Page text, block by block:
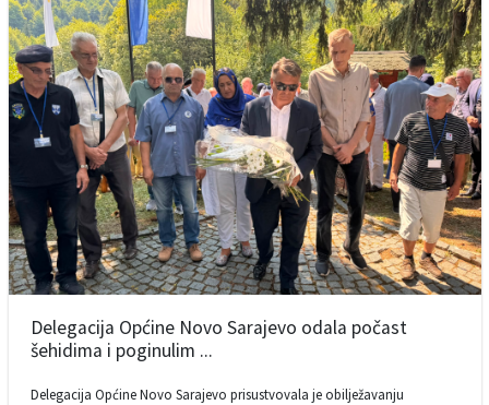
Delegacija Općine Novo Sarajevo odala počast
šehidima i poginulim ...
Delegacija Općine Novo Sarajevo prisustvovala je obilježavanju